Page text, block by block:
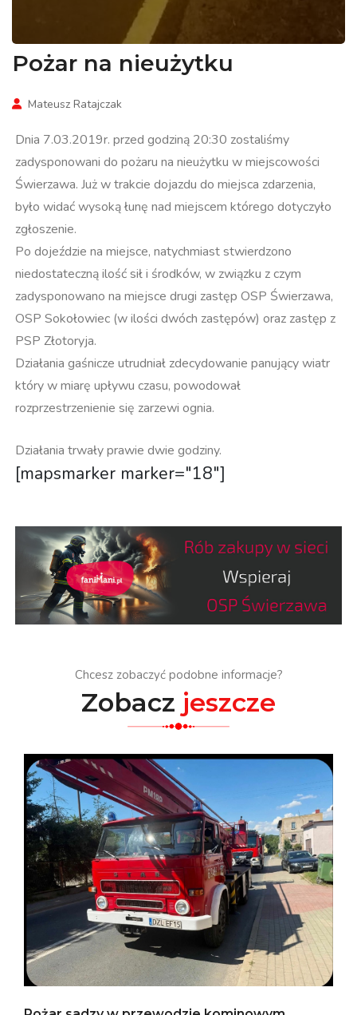
Pożar na nieużytku
Mateusz Ratajczak
Dnia 7.03.2019r. przed godziną 20:30 zostaliśmy
zadysponowani do pożaru na nieużytku w miejscowości
Świerzawa. Już w trakcie dojazdu do miejsca zdarzenia,
było widać wysoką łunę nad miejscem którego dotyczyło
zgłoszenie.
Po dojeździe na miejsce, natychmiast stwierdzono
niedostateczną ilość sił i środków, w związku z czym
zadysponowano na miejsce drugi zastęp OSP Świerzawa,
OSP Sokołowiec (w ilości dwóch zastępów) oraz zastęp z
PSP Złotoryja.
Działania gaśnicze utrudniał zdecydowanie panujący wiatr
który w miarę upływu czasu, powodował
rozprzestrzenienie się zarzewi ognia.
Działania trwały prawie dwie godziny.
[mapsmarker marker="18"]
Chcesz zobaczyć podobne informacje?
Zobacz jeszcze